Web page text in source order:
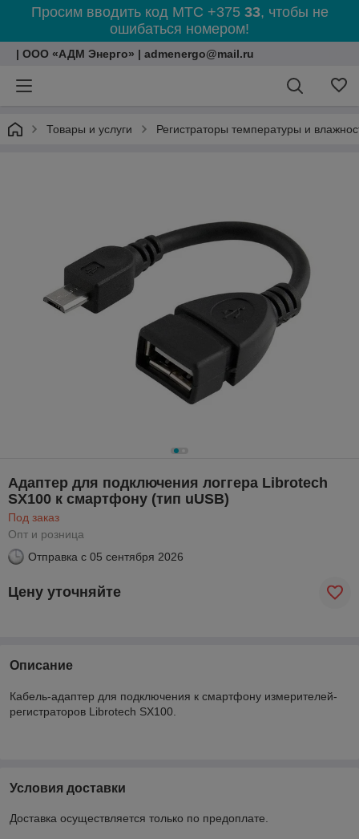
Просим вводить код МТС +375 33, чтобы не
ошибаться номером!
| ООО «АДМ Энерго» | admenergo@mail.ru
Товары и услуги Регистраторы температуры и
Адаптер для подключения логгера Librotech
SX100 к смартфону (тип uUSB)
Под заказ
Опт и розница
Отправка с 05 сентября 2026
Цену уточняйте
Описание
Кабель-адаптер для подключения к смартфону измерителей-
регистраторов Librotech SX100.
Условия доставки
Доставка осуществляется только по предоплате.